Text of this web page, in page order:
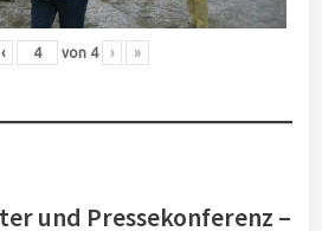
‹ von 4 › »
und Pressekonferenz –